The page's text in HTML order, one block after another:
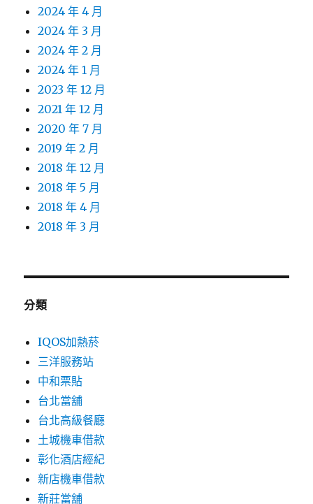
2024 年 4 月
2024 年 3 月
2024 年 2 月
2024 年 1 月
2023 年 12 月
2021 年 12 月
2020 年 7 月
2019 年 2 月
2018 年 12 月
2018 年 5 月
2018 年 4 月
2018 年 3 月
分類
IQOS加熱菸
三洋服務站
中和票貼
台北當舖
台北高級餐廳
土城機車借款
彰化酒店經紀
新店機車借款
新莊當舖